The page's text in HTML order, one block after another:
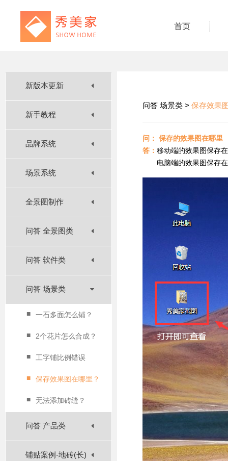
首页
新版本更新
新手教程
品牌系统
场景系统
全景图制作
问答 全景图类
问答 软件类
问答 场景类
■ 一石多面怎么铺？
■ 2个花片怎么合成？
■ 工字铺比例错误
■ 保存效果图在哪里？
■ 无法添加砖缝？
问答 产品类
铺贴案例-地砖(长)
问答 场景类 > 保存效果
问： 保存的效果图在哪里
答： 移动端的效果图保存
电脑端的效果图保存在